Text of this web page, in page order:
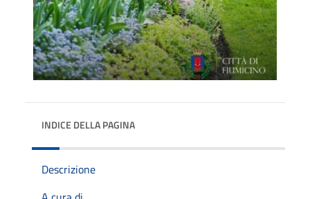
INDICE DELLA PAGINA
Descrizione